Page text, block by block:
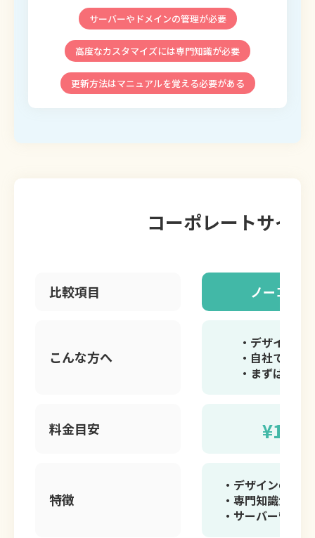
サーバーやドメインの管理が必要
高度なカスタマイズには専門知識が必要
更新方法はマニュアルを覚える必要がある
コーポレートサイ
比較項目 ノーコー
こんな方へ
・デザイン性
・自社でスピ
・まずはコス
料金目安
特徴
・デザインの自
・専門知識がな
・サーバー管理